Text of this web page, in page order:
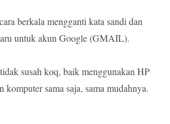
berkala mengganti kata sandi dan
untuk akun Google (GMAIL).
susah koq, baik menggunakan HP
komputer sama saja, sama mudahnya.